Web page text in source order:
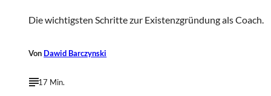
Die wichtigsten Schritte zur Existenzgründung als Coach.
Von Dawid Barczynski
17 Min.